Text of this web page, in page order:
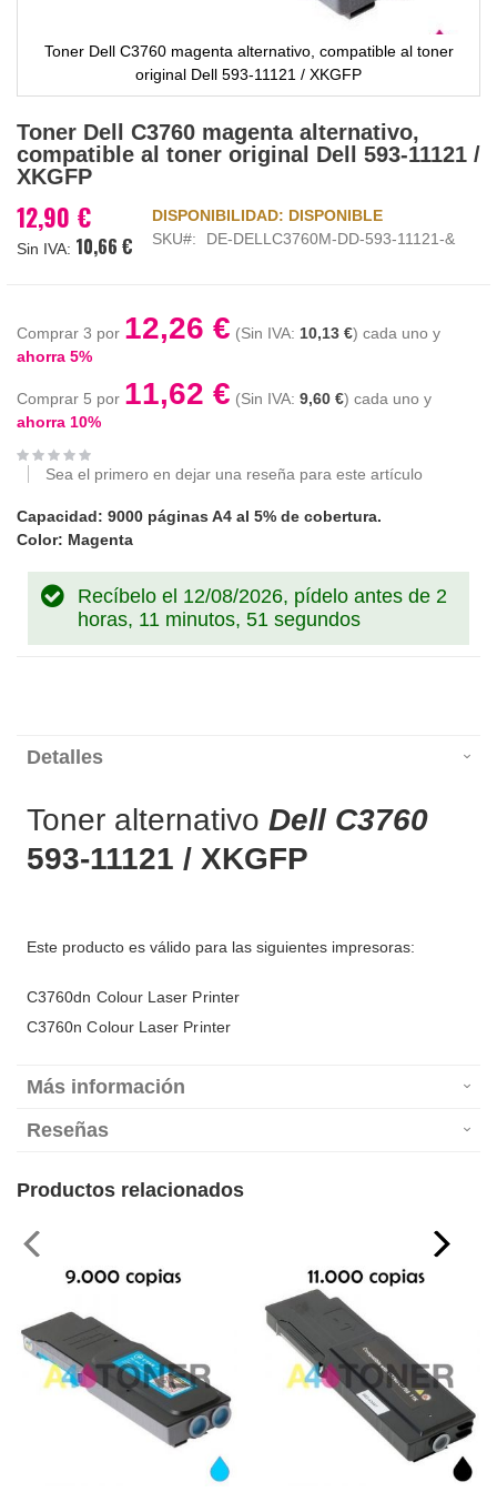
Toner Dell C3760 magenta alternativo, compatible al toner
original Dell 593-11121 / XKGFP
al
comienzo
de
galería
de
Toner Dell C3760 magenta alternativo,
compatible al toner original Dell 593-11121 /
XKGFP
12,90 €
10,66 €
DISPONIBILIDAD: DISPONIBLE
SKU
DE-DELLC3760M-DD-593-11121-&
Comprar 3 por 12,26 € 10,13 € cada uno y
ahorra 5%
Comprar 5 por 11,62 € 9,60 € cada uno y
ahorra 10%
Sea el primero en dejar una reseña para este artículo
Capacidad: 9000 páginas A4 al 5% de cobertura.
Color: Magenta
Recíbelo el 12/08/2026, pídelo antes de 2
horas, 11 minutos, 51 segundos
Detalles
Toner alternativo Dell C3760
593-11121 / XKGFP
Este producto es válido para las siguientes impresoras:
C3760dn Colour Laser Printer
C3760n Colour Laser Printer
Más información
Reseñas
Productos relacionados